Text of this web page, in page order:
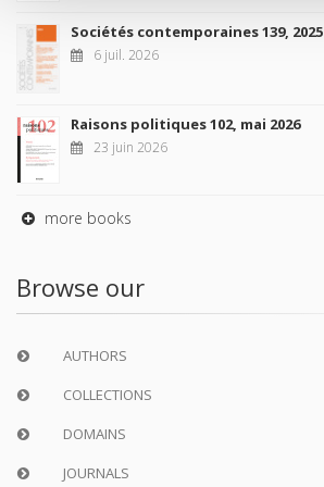
Sociétés contemporaines 139, 2025
6 juil. 2026
Raisons politiques 102, mai 2026
23 juin 2026
more books
Browse our
AUTHORS
COLLECTIONS
DOMAINS
JOURNALS